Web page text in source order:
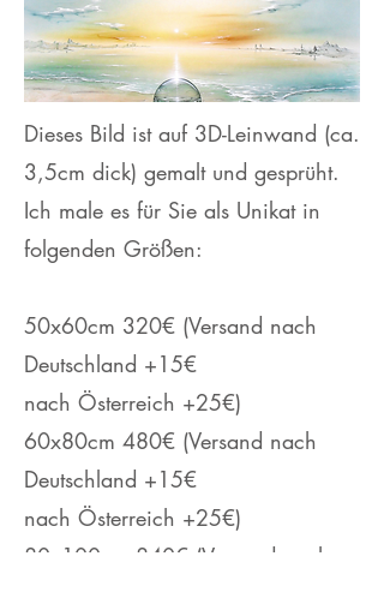
Dieses Bild ist auf 3D-Leinwand (ca.
3,5cm dick) gemalt und gesprüht.
Ich male es für Sie als Unikat in
folgenden Größen:
50x60cm 320€ (Versand nach
Deutschland +15€
nach Österreich +25€)
60x80cm 480€ (Versand nach
Deutschland +15€
nach Österreich +25€)
80x100cm 840€ (Versand nach